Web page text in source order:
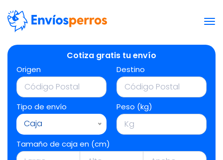
Cotiza gratis tu envío
Origen Destino
Tipo de envío
Caja
Peso (kg)
Tamaño de caja en (cm)